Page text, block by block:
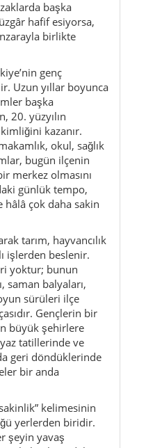
Uzun yıllar boyunca
başka
20. yüzyılın
kazanır.
okul, sağlık
bugün ilçenin
merkez olmasını
günlük tempo,
çok daha sakin
tarım, hayvancılık
işlerden beslenir.
yoktur; bunun
saman balyaları,
sürüleri ilçe
Gençlerin bir
büyük şehirlere
tatillerinde ve
geri döndüklerinde
bir anda
kelimesinin
yerlerden biridir.
şeyin yavaş
kahvehanedeki
traktör, evlerin
geri gelmesi
bu ritme kendini
bir gösteriyle